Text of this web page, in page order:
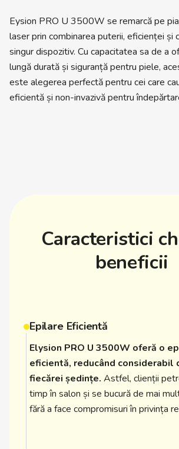
Eysion PRO U 3500W se remarcă pe
laser prin combinarea puterii, eficienței și
singur dispozitiv. Cu capacitatea sa de a
lungă durată și siguranță pentru piele,
este alegerea perfectă pentru cei care
eficientă și non-invazivă pentru
Caracteristici
beneficii
Epilare Eficientă
Elysion PRO U 3500W oferă o
eficientă, reducând considerabil
fiecărei ședințe. Astfel, clienții
timp în salon și se bucură de mai
fără a face compromisuri în privința